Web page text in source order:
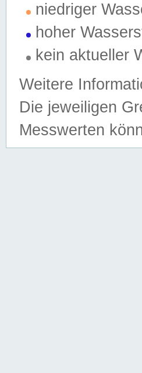
niedriger
hoher
kein aktueller
Weitere
Die jeweiligen
Messwerten